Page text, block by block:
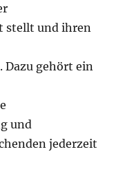
stellt und ihren
gehört ein
und
jederzeit